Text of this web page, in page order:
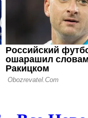
20.09.25 10:40
Источник:
игрока у